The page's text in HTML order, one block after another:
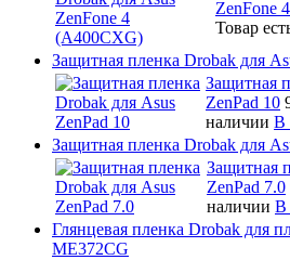
ZenFone
Товар
Защитная пленка Drobak для
Защитная
ZenPad 10
наличии В
Защитная пленка Drobak для
Защитная
ZenPad 7.0
наличии В
Глянцевая пленка Drobak для
ME372CG